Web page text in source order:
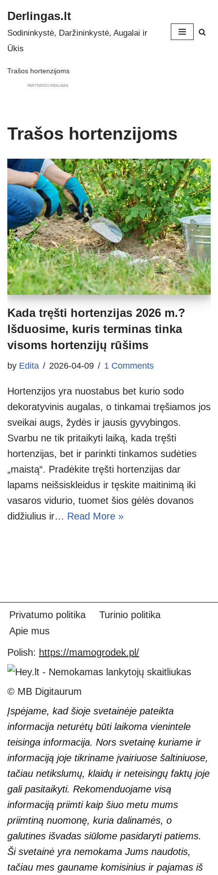
Skip
to
Derlingas.lt
Sodininkystė, Daržininkystė, Augalai ir
Ūkis
Trašos hortenzijoms
PARTNERIO REKLAMA
Trašos hortenzijoms
Kada tręšti hortenzijas 2026 m.?
Išduosime, kuris terminas tinka
visoms hortenzijų rūšims
by Edita 2026-04-09 1 Comments
Hortenzijos yra nuostabus bet kurio sodo
dekoratyvinis augalas, o tinkamai tręšiamos jos
sveikai augs, žydės ir jausis gyvybingos.
Svarbu ne tik pritaikyti laiką, kada tręšti
hortenzijas, bet ir parinkti tinkamos sudėties
„maistą“. Pradėkite tręšti hortenzijas dar
lapams neišsiskleidus ir tęskite maitinimą iki
vasaros vidurio, tuomet šios gėlės dovanos
didžiulius ir… Read More »
Privatumo politika
Turinio politika
Apie mus
Polish: https://mamogrodek.pl/
© MB Digitaurum
Įspėjame, kad šioje svetainėje pateikta
informacija neturėtų būti laikoma vienintele
teisinga informacija. Nors svetainę kuriame ir
informaciją joje tikriname įvairiuose šaltiniuose,
tačiau netikslumų, klaidų ir neteisingų faktų joje
gali pasitaikyti. Rekomenduojame visą
informaciją priimti kaip šiuo metu mums
priimtiną nuomonę, kuria dalinamės, o
galutines išvadas siūlome pasidaryti patiems.
Ši svetainė yra nemokama Jums naudotis,
tačiau mes gauname komisinius ir pajamas iš